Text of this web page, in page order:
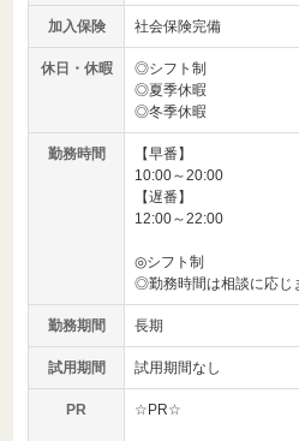
加入保険 社会保険完備
休日・休暇
◎シフト制
◎夏季休暇
◎冬季休暇
勤務時間
【早番】
10:00～20:00
【遅番】
12:00～22:00
◎シフト制
◎勤務時間は相談に応じ
勤務期間 長期
試用期間 試用期間なし
PR ☆PR☆